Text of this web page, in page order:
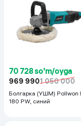
70 728 so'm/oyga
969 9901 050 000
Болгарка (УШМ) Pollwon
180 PW, синий